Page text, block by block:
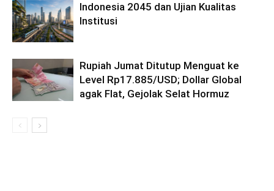
Indonesia 2045 dan Ujian Kualitas
Institusi
Rupiah Jumat Ditutup Menguat ke
Level Rp17.885/USD; Dollar Global
agak Flat, Gejolak Selat Hormuz